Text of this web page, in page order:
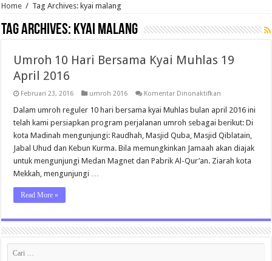
Home / Tag Archives: kyai malang
Tag Archives: kyai malang
Umroh 10 Hari Bersama Kyai Muhlas 19
April 2016
Februari 23, 2016 umroh 2016 Komentar Dinonaktifkan
10
Bersama
Kyai
Muhlas
19
April
2016
Dalam umroh reguler 10 hari bersama kyai Muhlas bulan april 2016 ini
telah kami persiapkan program perjalanan umroh sebagai berikut: Di
kota Madinah mengunjungi: Raudhah, Masjid Quba, Masjid Qiblatain,
Jabal Uhud dan Kebun Kurma. Bila memungkinkan Jamaah akan diajak
untuk mengunjungi Medan Magnet dan Pabrik Al-Qur’an. Ziarah kota
Mekkah, mengunjungi …
Read More »